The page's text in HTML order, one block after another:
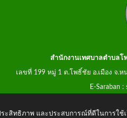
สำนักงานเทศบาลตำบลโ
เลขที่ 199 หมู่ 1 ต.โพธิ์ชัย อ.เมือง จ.
E-Saraban :
ะสิทธิภาพ และประสบการณ์ที่ดีในการใ